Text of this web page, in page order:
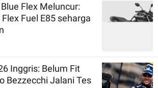
Flex Meluncur:
Fuel E85 seharga
Inggris: Belum Fit
Bezzecchi Jalani Tes